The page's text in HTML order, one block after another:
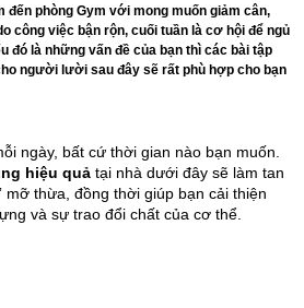
đến phòng Gym với mong muốn giảm cân,
công việc bận rộn, cuối tuần là cơ hội để ngủ
đó là những vấn đề của bạn thì các bài tập
người lười sau đây sẽ rất phù hợp cho bạn
ngày, bất cứ thời gian nào bạn muốn.
hiệu quả tại nhà dưới đây sẽ làm tan
mỡ thừa, đồng thời giúp bạn cải thiện
và sự trao đổi chất của cơ thể.